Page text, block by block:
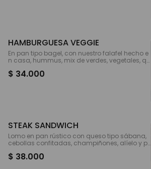
HAMBURGUESA VEGGIE
En pan tipo bagel, con nuestro falafel hecho e
n casa, hummus, mix de verdes, vegetales, qu
$ 34.000
STEAK SANDWICH
Lomo en pan rústico con queso tipo sábana,
cebollas confitadas, champiñones, alíelo y pe
a
$ 38.000